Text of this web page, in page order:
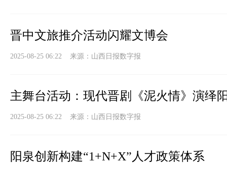
晋中文旅推介活动闪耀文博会
2025-08-25 06:22 来源： 山西日报数字报
主舞台活动：现代晋剧《泥火情》演绎
2025-08-25 06:22 来源： 山西日报数字报
阳泉创新构建“1+N+X”人才政策体系